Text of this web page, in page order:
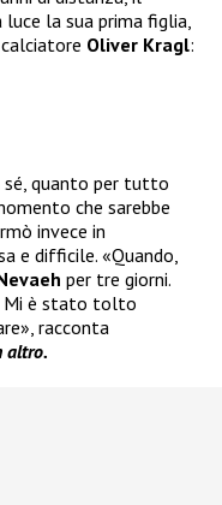
la sua prima figlia,
Oliver Kragl:
sé, quanto per tutto
che sarebbe
invece in
e difficile. «Quando,
per tre giorni.
Mi è stato tolto
racconta
altro.